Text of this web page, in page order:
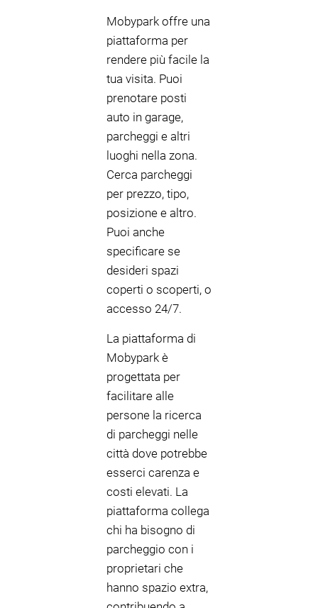
Mobypark offre una
piattaforma per
rendere più facile la
tua visita. Puoi
prenotare posti
auto in garage,
parcheggi e altri
luoghi nella zona.
Cerca parcheggi
per prezzo, tipo,
posizione e altro.
Puoi anche
specificare se
desideri spazi
coperti o scoperti, o
accesso 24/7.
La piattaforma di
Mobypark è
progettata per
facilitare alle
persone la ricerca
di parcheggi nelle
città dove potrebbe
esserci carenza e
costi elevati. La
piattaforma collega
chi ha bisogno di
parcheggio con i
proprietari che
hanno spazio extra,